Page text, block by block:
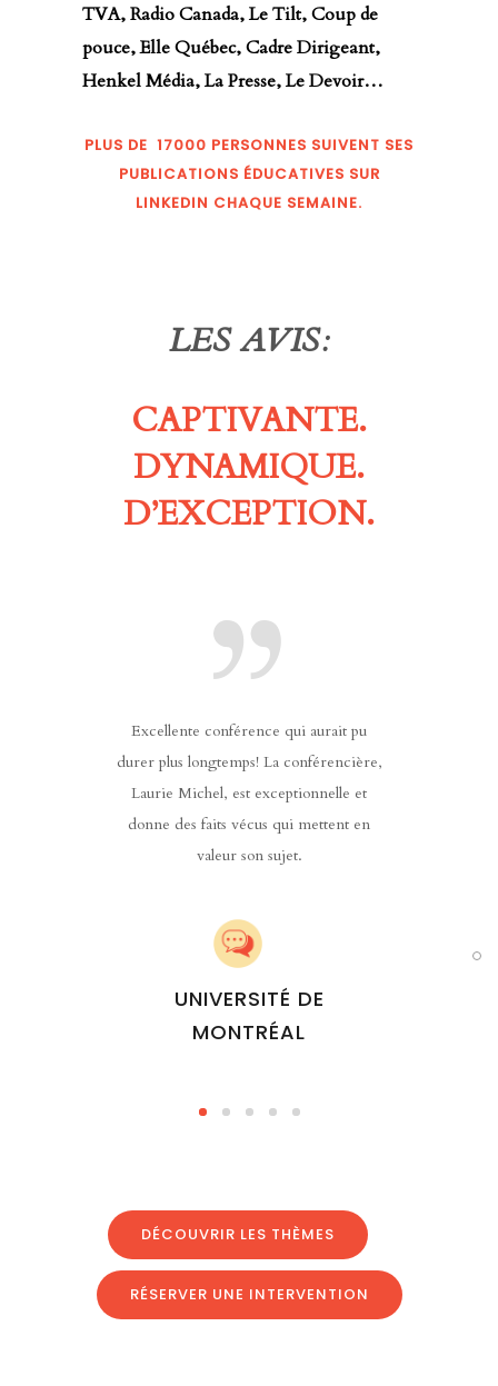
TVA, Radio Canada, Le Tilt, Coup de
pouce, Elle Québec, Cadre Dirigeant,
Henkel Média, La Presse, Le Devoir…
PLUS DE 17000 PERSONNES SUIVENT SES
PUBLICATIONS ÉDUCATIVES SUR
LINKEDIN CHAQUE SEMAINE.
LES AVIS:
CAPTIVANTE.
DYNAMIQUE.
D’EXCEPTION.
Excellente conférence qui aurait pu
durer plus longtemps! La conférencière,
Laurie Michel, est exceptionnelle et
donne des faits vécus qui mettent en
valeur son sujet.
UNIVERSITÉ DE
MONTRÉAL
notre
DÉCOUVRIR LES THÈMES
RÉSERVER UNE INTERVENTION